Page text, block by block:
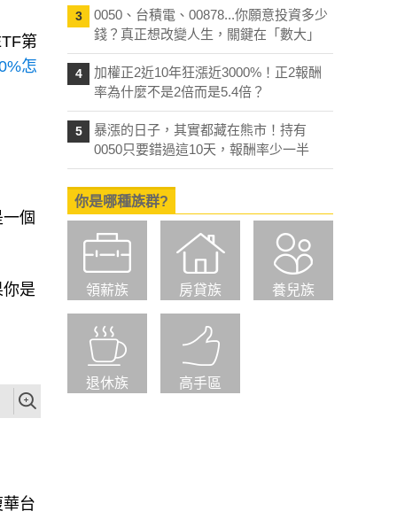
第
怎
個
是
台
3
0050、台積電、00878...你願意投資多少
錢？真正想改變人生，關鍵在「數大」
4
加權正2近10年狂漲近3000%！正2報酬
率為什麼不是2倍而是5.4倍？
5
暴漲的日子，其實都藏在熊市！持有
0050只要錯過這10天，報酬率少一半
你是哪種族群?
領薪族 房貸族 養兒族
退休族 高手區